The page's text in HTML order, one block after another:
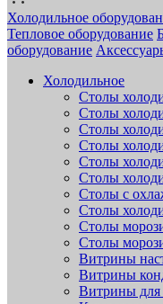
Холодильное
Тепловое оборудование
оборудование
Холодильное
Столы
Столы
Столы
Столы
Столы
Столы
Столы с
Столы
Столы
Столы
Витрины
Витрины
Витрины для